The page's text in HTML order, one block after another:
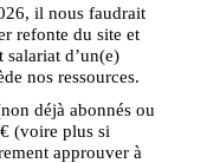
il nous faudrait
refonte du site et
salariat d’un(e)
nos ressources.
déjà abonnés ou
(voire plus si
approuver à